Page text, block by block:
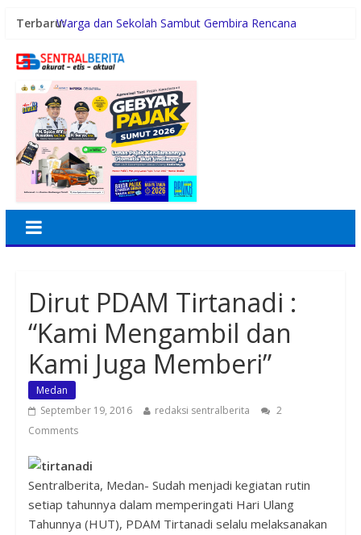
Terbaru:Warga dan Sekolah Sambut Gembira Rencana
Utara
Diamankan Sat Intelkam Polres Sergai
Pemerintah Daerah dan Kolaborasi dengan Komunitas
Gubernur Bobby Nasution Siapkan Rumah Produksi
Kelapa di Nias Utara
Lomba Foto LRT Hadirkan Hadiah Menarik, Ini
Syaratnya
Dirut PDAM Tirtanadi :
“Kami Mengambil dan
Kami Juga Memberi”
Medan
September 19, 2016
redaksi sentralberita
2
Comments
Sentralberita, Medan- Sudah menjadi kegiatan rutin
setiap tahunnya dalam memperingati Hari Ulang
Tahunnya (HUT), PDAM Tirtanadi selalu melaksanakan